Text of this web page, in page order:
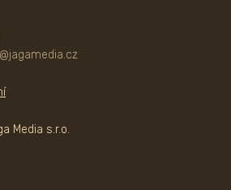
Media s.r.o.